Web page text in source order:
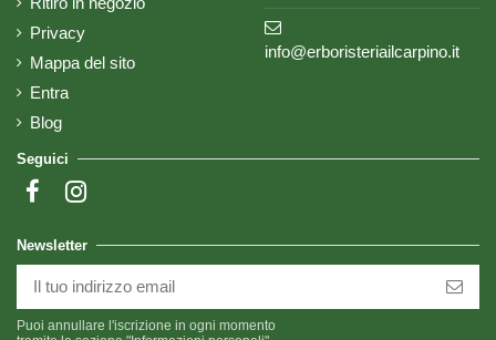
Privacy
Mappa del sito
Entra
Blog
info@erboristeriailcarpino.it
Seguici
Newsletter
Puoi annullare l'iscrizione in ogni momento